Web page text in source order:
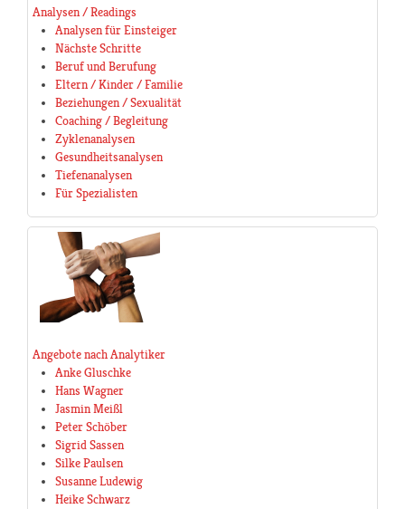
Analysen / Readings
Analysen für Einsteiger
Nächste Schritte
Beruf und Berufung
Eltern / Kinder / Familie
Beziehungen / Sexualität
Coaching / Begleitung
Zyklenanalysen
Gesundheitsanalysen
Tiefenanalysen
Für Spezialisten
Angebote nach Analytiker
Anke Gluschke
Hans Wagner
Jasmin Meißl
Peter Schöber
Sigrid Sassen
Silke Paulsen
Susanne Ludewig
Heike Schwarz